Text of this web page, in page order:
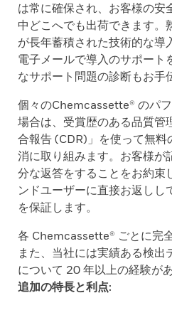
は常に確保され、お客様の安
中どこへでも出荷できます。
が長年蓄積された技術的な導
電子メールで導入のサポート
なサポート問題の診断もお手
個々のChemcassette® のパ
場合は、受賞歴のある品質管
合報告 (CDR)」を使って無
消に取り組みます。お客様が
分な返答をすることをお約束
ンドユーザーに直接お返しし
を保証します。
各 Chemcassette® ごとに完
また、当社には実績ある検出
について 20 年以上の経験が
追加の特長と利点: